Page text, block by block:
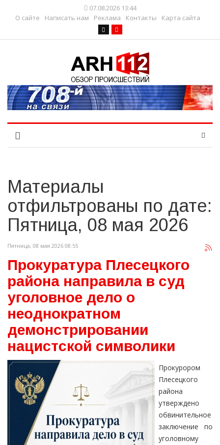
07.08.2026 13:44
О сайте
Написать нам Реклама Контакты Карта сайта
Материалы
отфильтрованы по дате:
Пятница, 08 мая 2026
Пятница, 08 мая 2026 08:55
Прокуратура Плесецкого
района направила в суд
уголовное дело о
неоднократном
демонстрировании
нацистской символики
Прокурором
Плесецкого
района
утверждено
обвинительное
заключение по
уголовному